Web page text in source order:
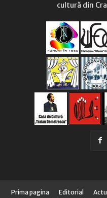
cultură din
Prima pagina Editorial